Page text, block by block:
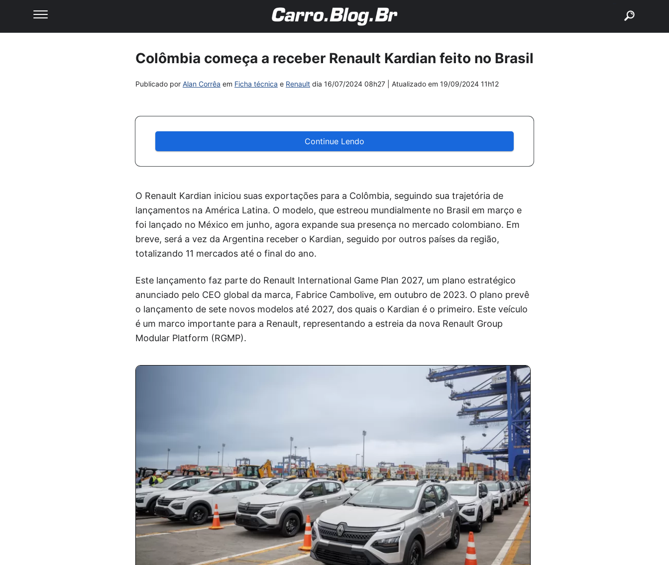
Colômbia começa a receber Renault Kardian feito no Brasil
Publicado por Alan Corrêa em Ficha técnica e Renault dia 16/07/2024 08h27 | Atualizado em 19/09/2024 11h12
Continue Lendo
O Renault Kardian iniciou suas exportações para a Colômbia, seguindo sua trajetória de
lançamentos na América Latina. O modelo, que estreou mundialmente no Brasil em março e
foi lançado no México em junho, agora expande sua presença no mercado colombiano. Em
breve, será a vez da Argentina receber o Kardian, seguido por outros países da região,
totalizando 11 mercados até o final do ano.
Este lançamento faz parte do Renault International Game Plan 2027, um plano estratégico
anunciado pelo CEO global da marca, Fabrice Cambolive, em outubro de 2023. O plano prevê
o lançamento de sete novos modelos até 2027, dos quais o Kardian é o primeiro. Este veículo
é um marco importante para a Renault, representando a estreia da nova Renault Group
Modular Platform (RGMP).